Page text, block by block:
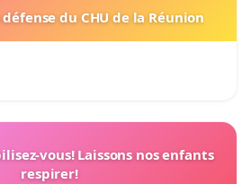
du CHU de la Réunion
vous! Laissons nos enfants
respirer!